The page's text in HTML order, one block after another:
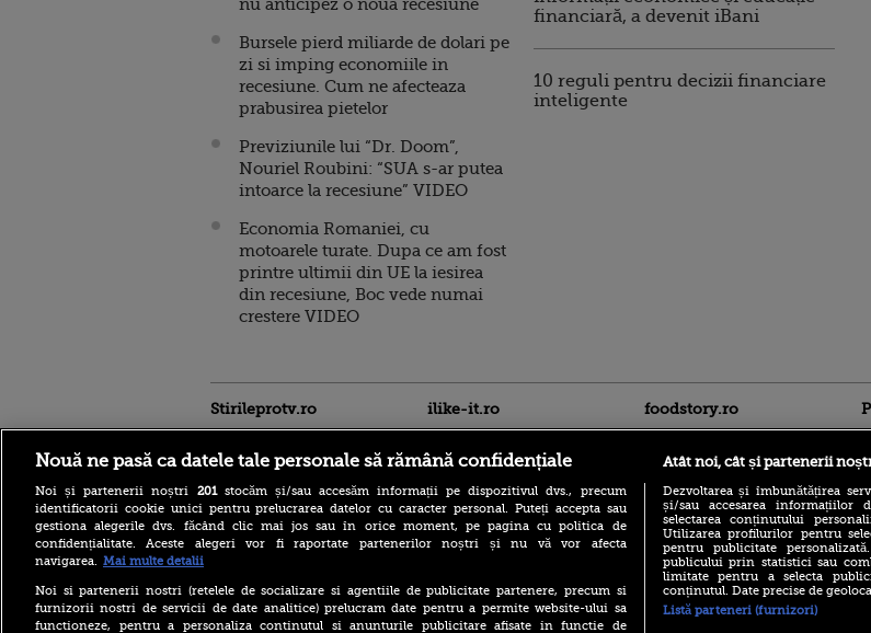
nu anticipez o noua recesiune
Bursele pierd miliarde de dolari pe
zi si imping economiile in
recesiune. Cum ne afecteaza
prabusirea pietelor
Previziunile lui “Dr. Doom”,
Nouriel Roubini: “SUA s-ar putea
intoarce la recesiune” VIDEO
Economia Romaniei, cu
motoarele turate. Dupa ce am fost
printre ultimii din UE la iesirea
din recesiune, Boc vede numai
crestere VIDEO
financiară, a devenit iBani
10 reguli pentru decizii financiare
inteligente
Stirileprotv.ro
Caraș-Severin. O mașină și
un TIR au luat foc după
impact
ilike-it.ro foodstory.ro
(P) Descoperă Lumea
Evenimentelor din România
cu Transilvania Events!
Nouă ne pasă ca datele tale personale să rămână confidențiale
Noi și partenerii noștri 201stocăm și/sau accesăm informații pe dispozitivul dvs., precum
identificatorii cookie unici pentru prelucrarea datelor cu caracter personal. Puteți accepta sau
gestiona alegerile dvs. făcând clic mai jos sau în orice moment, pe pagina cu politica de
confidențialitate. Aceste alegeri vor fi raportate partenerilor noștri și nu vă vor afecta
navigarea. Mai multe detalii
Noi si partenerii nostri (retelele de socializare si agentiile de publicitate partenere, precum si
furnizorii nostri de servicii de date analitice) prelucram date pentru a permite website-ului sa
functioneze, pentru a personaliza continutul si anunturile publicitare afisate in functie de
Atât noi, cât și partenerii
Dezvoltarea și îmbunătățirea
și/sau accesarea
selectarea conținutului
Utilizarea profilurilor pentru
pentru publicitate
publicului prin statistici sau
limitate pentru a selecta
conținutul. Date precise de
Listă parteneri (furnizori)